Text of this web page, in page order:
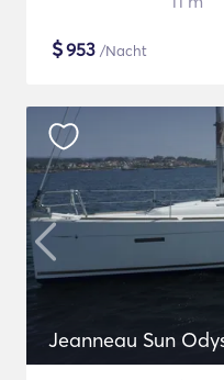
$953 /Nacht
Jeanneau Sun